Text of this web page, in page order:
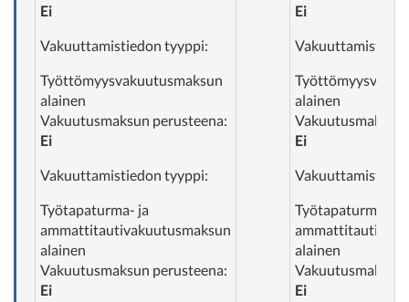
Ei
Vakuuttamistiedon tyyppi:
Työttömyysvakuutusmaksun
alainen
Vakuutusmaksun perusteena:
Ei
Vakuuttamistiedon tyyppi:
Työtapaturma- ja
ammattitautivakuutusmaksun
alainen
Vakuutusmaksun perusteena:
Ei
Ei
alainen
Vakuutusmaksun
Ei
Työtapaturma- ja
alainen
Vakuutusmaksun
Ei